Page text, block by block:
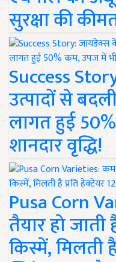
सुरक्षा की
Success
उत्पादों से
लागत हुई
शानदार वृद्धि!
Pusa Corn
तैयार हो
किस्में, मिलती